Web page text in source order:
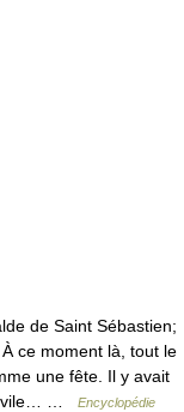
de Saint Sébastien;
ce moment là, tout le
une fête. Il y avait
…
Encyclopédie